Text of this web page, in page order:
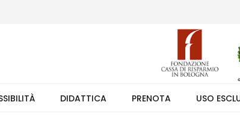
351 7373891 orario 9.00-17.30). Ingresso solo su
DIDATTICA PRENOTA USO